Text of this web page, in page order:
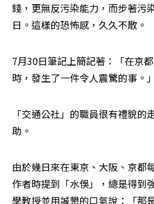
錢，更無反污染能力，而步著污
日。這樣的恐怖感，久久不散。
7月30日筆記上簡記著：「在京
時，發生了一件令人震驚的事。」
「交通公社」的職員很有禮貌的
助。
由於幾日來在東京、大阪、京都
作者時提到「水俁」，總是得到
學教授並用誠懇的口氣說：「那